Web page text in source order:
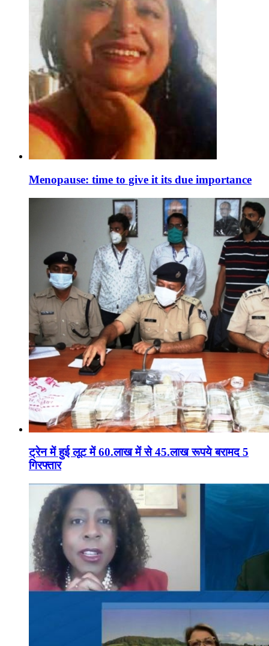
Menopause: time to give it its due importance
ट्रेन में हुई लूट में 60.लाख में से 45.लाख रूपये बरामद 5
गिरफ्तार